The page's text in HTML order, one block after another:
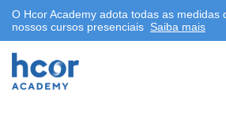
O Hcor Academy adota todas as medidas
nossos cursos presenciais Saiba mais
Aprimoramento Médico
Aprimoramento em